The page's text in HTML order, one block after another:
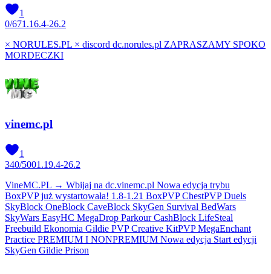
1
0/671.16.4-26.2
× NORULES.PL × discord dc.norules.pl ZAPRASZAMY SPOKO
MORDECZKI
vinemc.pl
1
340/5001.19.4-26.2
VineMC.PL → Wbijaj na dc.vinemc.pl Nowa edycja trybu
BoxPVP już wystartowała! 1.8-1.21 BoxPVP ChestPVP Duels
SkyBlock OneBlock CaveBlock SkyGen Survival BedWars
SkyWars EasyHC MegaDrop Parkour CashBlock LifeSteal
Freebuild Ekonomia Gildie PVP Creative KitPVP MegaEnchant
Practice PREMIUM I NONPREMIUM Nowa edycja Start edycji
SkyGen Gildie Prison